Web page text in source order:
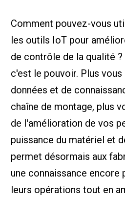
Comment pouvez-vous
les outils IoT pour
de contrôle de la qualité ?
c'est le pouvoir. Plus
données et de
chaîne de montage, plus
de l'amélioration de vos
puissance du matériel et
permet désormais aux
une connaissance encore
leurs opérations tout en